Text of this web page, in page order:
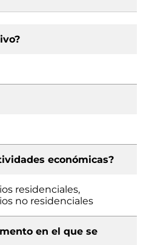
económicas?
residenciales,
no residenciales
en el que se